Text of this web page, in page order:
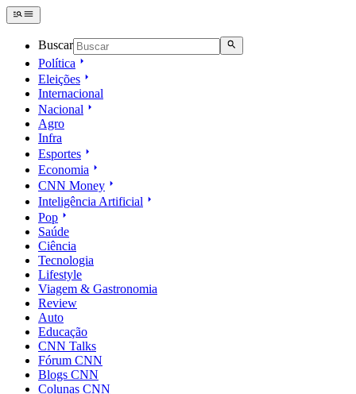
Buscar
Política
Eleições
Internacional
Nacional
Agro
Infra
Esportes
Economia
CNN Money
Inteligência Artificial
Pop
Saúde
Ciência
Tecnologia
Lifestyle
Viagem & Gastronomia
Review
Auto
Educação
CNN Talks
Fórum CNN
Blogs CNN
Colunas CNN